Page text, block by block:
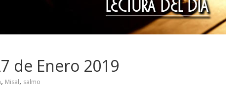
de Enero 2019
, Misal, salmo